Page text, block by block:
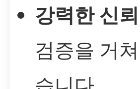
강력한 신
검증을 거